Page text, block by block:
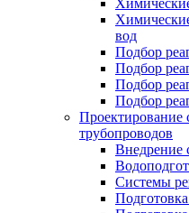
вод
Подбор
Подбор
Подбор
Подбор
Проектирование
трубопроводов
Внедрение
Системы